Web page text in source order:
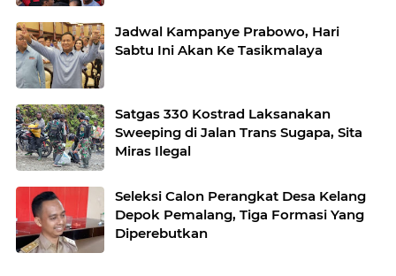
Jadwal Kampanye Prabowo, Hari
Sabtu Ini Akan Ke Tasikmalaya
Satgas 330 Kostrad Laksanakan
Sweeping di Jalan Trans Sugapa, Sita
Miras Ilegal
Seleksi Calon Perangkat Desa Kelang
Depok Pemalang, Tiga Formasi Yang
Diperebutkan